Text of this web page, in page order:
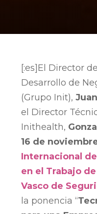
[:es]El Director
Desarrollo de
(Grupo Init),
el Director
Inithealth,
16 de
Internacional
en el Trabajo
Vasco de
la ponencia “